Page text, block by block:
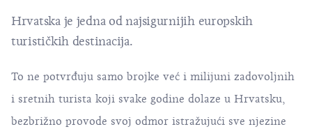
Hrvatska je jedna od najsigurnijih europskih
turističkih destinacija.
To ne potvrđuju samo brojke već i milijuni zadovoljnih
i sretnih turista koji svake godine dolaze u Hrvatsku,
bezbrižno provode svoj odmor istražujući sve njezine